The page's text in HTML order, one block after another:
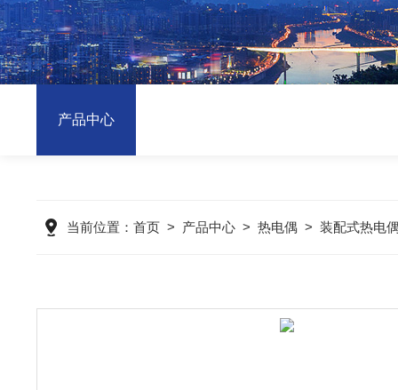
产品中心
当前位置： 首页> 产品中心> 热电偶> 装配式热电